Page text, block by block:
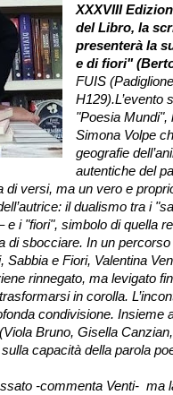
XXXVIII
del Libro, la
presenterà la
e di fiori"
FUIS
H129).L’evento
"Poesia Mundi",
Simona Volpe
geografie
autentiche del
versi, ma un vero e
il dualismo tra i
i "fiori", simbolo di quella
di sbocciare. In un
e Fiori, Valentina
rinnegato, ma levigato
in corolla.
condivisione. Insieme
Bruno, Gisella
capacità della parola
-commenta Venti- ma